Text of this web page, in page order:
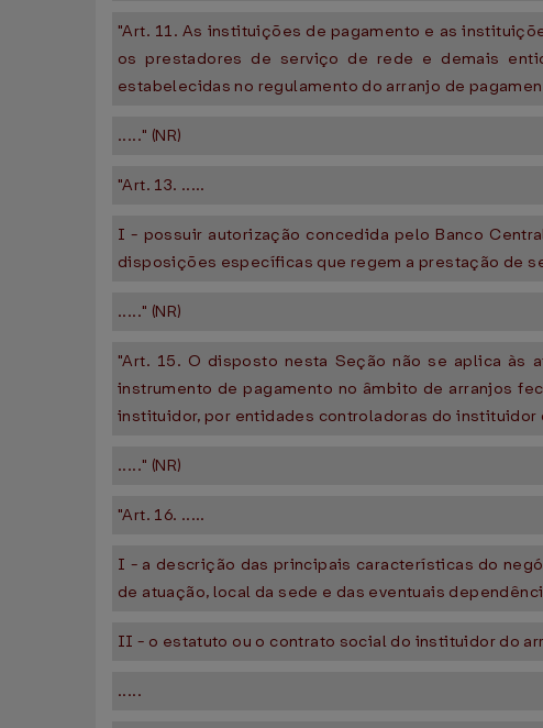
"Art. 11. As instituições de pagamento e as
os prestadores de serviço de rede e demais
estabelecidas no regulamento do arranjo de
....." (NR)
"Art. 13. .....
I - possuir autorização concedida pelo Banco
disposições específicas que regem a prestação de
....." (NR)
"Art. 15. O disposto nesta Seção não se aplica às
instrumento de pagamento no âmbito de arranjos
instituidor, por entidades controladoras do
....." (NR)
"Art. 16. .....
I - a descrição das principais características do
de atuação, local da sede e das eventuais
II - o estatuto ou o contrato social do instituidor do
.....